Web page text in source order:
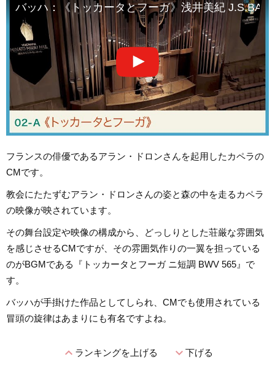
バッハ：《トッカータとフーガ》浅井美紀
フランスの俳優であるアラン・ドロンさんを起用したカペラの
CMです。
教会にたたずむアラン・ドロンさんの姿と森の中を走るカペラ
の映像が映されています。
その舞台設定や映像の構成から、どっしりとした荘厳な雰囲気
を感じさせるCMですが、その雰囲気作りの一翼を担っている
のがBGMである『トッカータとフーガ ニ短調 BWV 565』で
す。
バッハが手掛けた作品としてしられ、CMでも使用されている
冒頭の旋律はあまりにも有名ですよね。
expand_lessランキングを上げる expand_more下げる